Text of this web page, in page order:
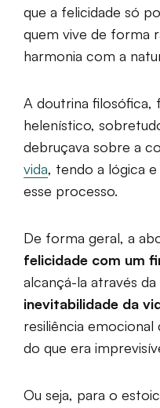
que a felicidade só
quem vive de forma
harmonia com a
A doutrina filosófica,
helenístico,
debruçava sobre a
vida, tendo a lógica
esse processo.
De forma geral, a
felicidade com um
alcançá-la através da
inevitabilidade da
resiliência emocional
do que era
Ou seja, para o